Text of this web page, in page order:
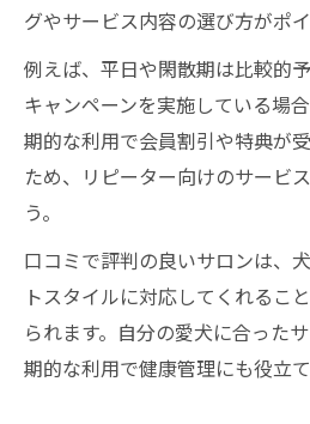
グやサービス内容の選び方がポイ
例えば、平日や閑散期は比較的
キャンペーンを実施している場
期的な利用で会員割引や特典が
ため、リピーター向けのサービ
う。
口コミで評判の良いサロンは、
トスタイルに対応してくれるこ
られます。自分の愛犬に合った
期的な利用で健康管理にも役立て